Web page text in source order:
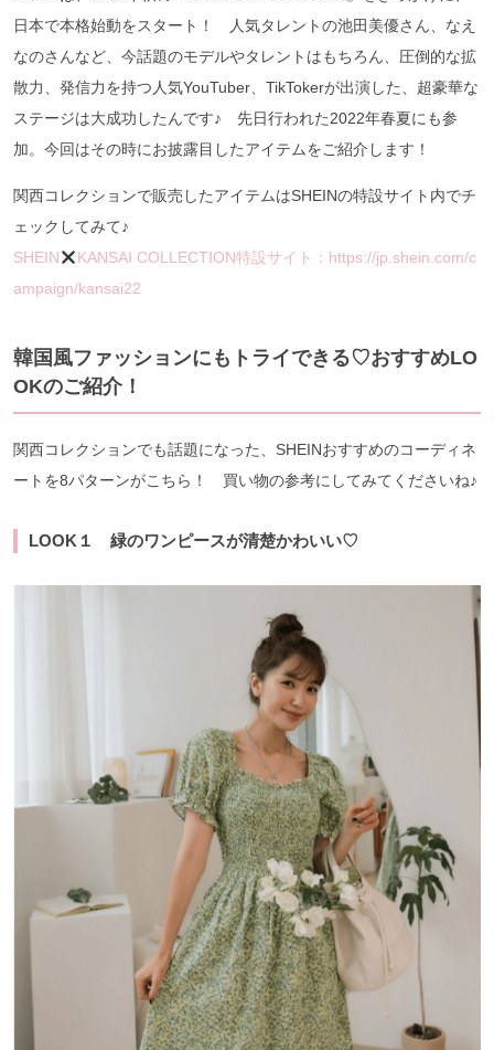
日本で本格始動をスタート！ 人気タレントの池田美優さん、なえ
なのさんなど、今話題のモデルやタレントはもちろん、圧倒的な拡
散力、発信力を持つ人気YouTuber、TikTokerが出演した、超豪華な
ステージは大成功したんです♪ 先日行われた2022年春夏にも参
加。今回はその時にお披露目したアイテムをご紹介します！
関西コレクションで販売したアイテムはSHEINの特設サイト内でチ
ェックしてみて♪
SHEIN
KANSAI COLLECTION特設サイト：https://jp.shein.com/c
ampaign/kansai22
韓国風ファッションにもトライできる♡おすすめLO
OKのご紹介！
関西コレクションでも話題になった、SHEINおすすめのコーディネ
ートを8パターンがこちら！ 買い物の参考にしてみてくださいね♪
LOOK１ 緑のワンピースが清楚かわいい♡